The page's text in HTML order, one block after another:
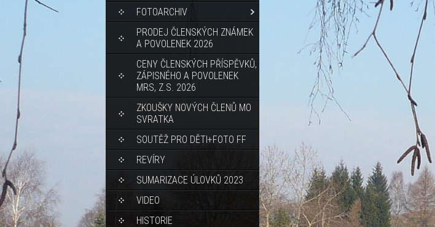
FOTOARCHIV
PRODEJ ČLENSKÝCH ZNÁMEK
A POVOLENEK 2026
CENY ČLENSKÝCH PŘÍSPĚVKŮ,
ZÁPISNÉHO A POVOLENEK
MRS, Z.S. 2026
ZKOUŠKY NOVÝCH ČLENŮ MO
SVRATKA
SOUTĚŽ PRO DĚTI+FOTO FF
REVÍRY
SUMARIZACE ÚLOVKŮ 2023
VIDEO
HISTORIE